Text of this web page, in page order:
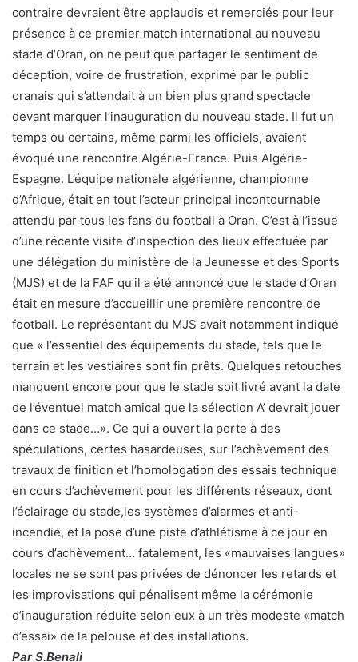
contraire devraient être applaudis et remerciés pour leur
présence à ce premier match international au nouveau
stade d’Oran, on ne peut que partager le sentiment de
déception, voire de frustration, exprimé par le public
oranais qui s’attendait à un bien plus grand spectacle
devant marquer l’inauguration du nouveau stade. Il fut un
temps ou certains, même parmi les officiels, avaient
évoqué une rencontre Algérie-France. Puis Algérie-
Espagne. L’équipe nationale algérienne, championne
d’Afrique, était en tout l’acteur principal incontournable
attendu par tous les fans du football à Oran. C’est à l’issue
d’une récente visite d’inspection des lieux effectuée par
une délégation du ministère de la Jeunesse et des Sports
(MJS) et de la FAF qu’il a été annoncé que le stade d’Oran
était en mesure d’accueillir une première rencontre de
football. Le représentant du MJS avait notamment indiqué
que « l’essentiel des équipements du stade, tels que le
terrain et les vestiaires sont fin prêts. Quelques retouches
manquent encore pour que le stade soit livré avant la date
de l’éventuel match amical que la sélection A’ devrait jouer
dans ce stade…». Ce qui a ouvert la porte à des
spéculations, certes hasardeuses, sur l’achèvement des
travaux de finition et l’homologation des essais technique
en cours d’achèvement pour les différents réseaux, dont
l’éclairage du stade,les systèmes d’alarmes et anti-
incendie, et la pose d’une piste d’athlétisme à ce jour en
cours d’achèvement… fatalement, les «mauvaises langues»
locales ne se sont pas privées de dénoncer les retards et
les improvisations qui pénalisent même la cérémonie
d’inauguration réduite selon eux à un très modeste «match
d’essai» de la pelouse et des installations.
Par S.Benali